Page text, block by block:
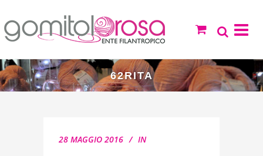
62RITA
28 MAGGIO 2016 IN